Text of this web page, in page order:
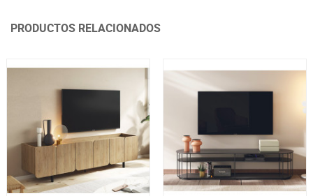
PRODUCTOS RELACIONADOS